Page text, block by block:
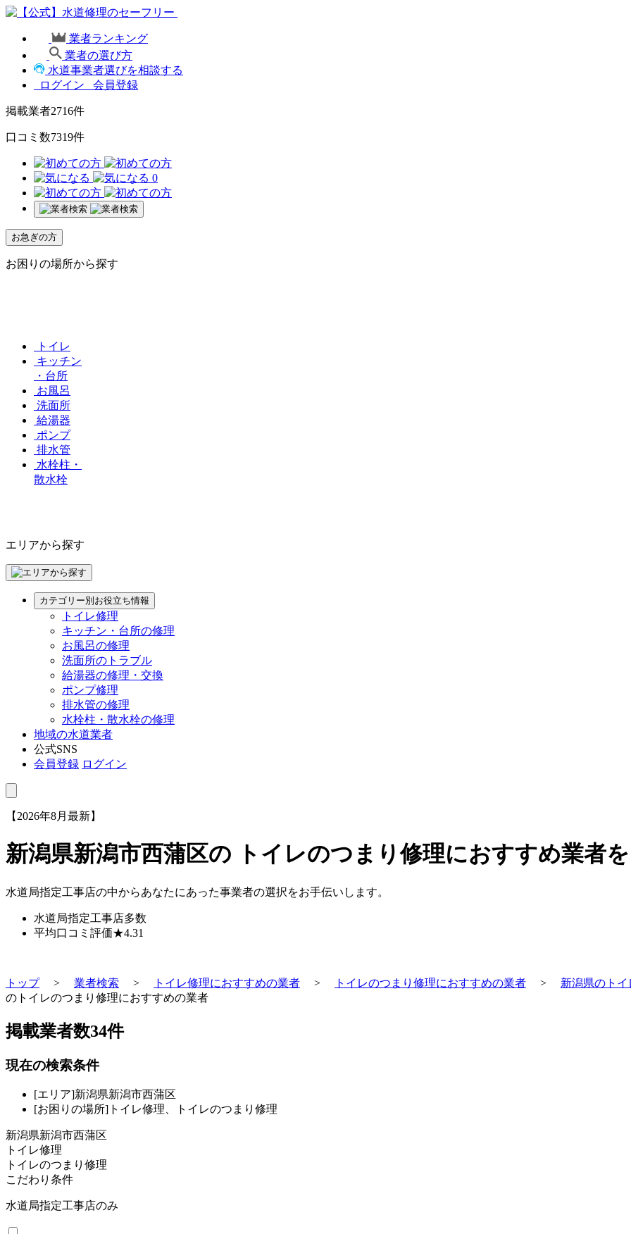
業者ランキング
業者の選び方
水道事業者選びを相談する
ログイン
会員登録
掲載業者2716件
口コミ数7319件
0
お急ぎの方
お困りの場所から探す
トイレ
キッチン
・台所
お風呂
洗面所
給湯器
ポンプ
排水管
水栓柱・
散水栓
エリアから探す
カテゴリー別お役立ち情報
トイレ修理
キッチン・台所の修理
お風呂の修理
洗面所のトラブル
給湯器の修理・交換
ポンプ修理
排水管の修理
水栓柱・散水栓の修理
地域の水道業者
公式SNS
会員登録 ログイン
【2026年8月最新】
新潟県新潟市西蒲区の トイレのつまり修理におすすめ業者
水道局指定工事店の中からあなたにあった事業者の選択をお手伝いします。
水道局指定工事店多数
平均口コミ評価★4.31
トップ> 業者検索 > トイレ修理におすすめの業者 > トイレのつまり修理におすすめの業者 > 新潟県のト
のトイレのつまり修理におすすめの業者
掲載業者数34件
現在の検索条件
[エリア]新潟県新潟市西蒲区
[お困りの場所]トイレ修理、トイレのつまり修理
新潟県新潟市西蒲区
トイレ修理
トイレのつまり修理
こだわり条件
水道局指定工事店のみ